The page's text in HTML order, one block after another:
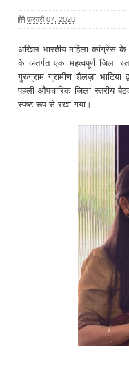
फ़रवरी 07, 2026
अखिल भारतीय महिला कांग्रेस के
के अंतर्गत एक महत्वपूर्ण जिला
गुरुग्राम ग्रामीण शैलज़ा
पहली औपचारिक जिला स्तरीय
स्पष्ट रूप से रखा गया।